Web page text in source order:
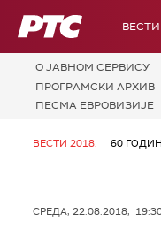
РТС ВЕСТИ
О JАВНОМ СЕРВИСУ
ПРОГРАМСКИ АРХИВ
ПЕСМА ЕВРОВИЗИЈЕ
ВЕСТИ 2018. 60
СРЕДА, 22.08.2018,